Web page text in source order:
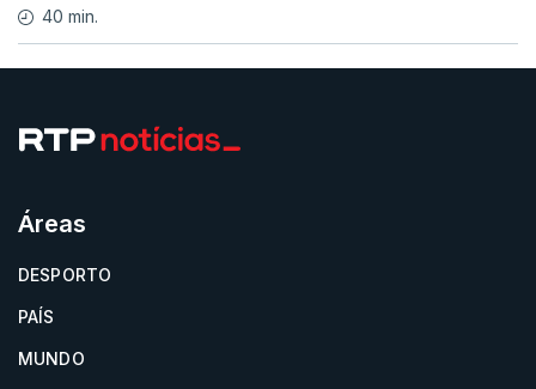
40 min.
Áreas
DESPORTO
PAÍS
MUNDO